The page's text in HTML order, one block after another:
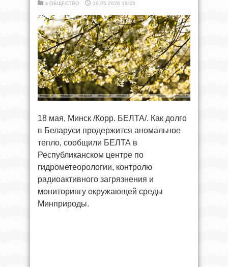
в ОБЩЕСТВО 18.05.2026 18:45
18 мая, Минск /Корр. БЕЛТА/. Как долго
в Беларуси продержится аномальное
тепло, сообщили БЕЛТА в
Республиканском центре по
гидрометеорологии, контролю
радиоактивного загрязнения и
мониторингу окружающей среды
Минприроды.